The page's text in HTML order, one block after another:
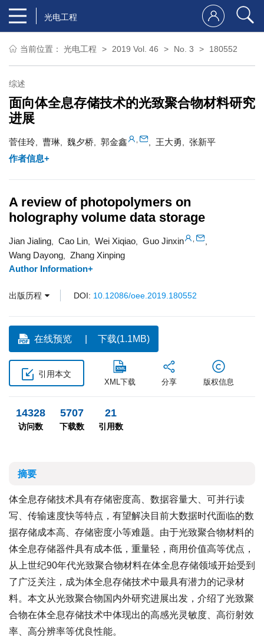
光电工程
当前位置： 光电工程 2019 Vol. 46 No. 3 180552
综述
面向体全息存储技术的光致聚合物材料研究
进展
菅佳玲 曹琳 魏夕桥 郭金鑫 王大勇
张新平
作者信息+
A review of photopolymers on
holography volume data storage
Jian Jialing Cao Lin Wei Xiqiao Guo Jinxin
Wang Dayong
Zhang Xinping
Author Information+
出版历程 DOI: 10.12086/oee.2019.180552
在线预览 下载(1.1MB)
引用本文
XML下载 分享 版权信息
14328
访问数
5707
下载数
21
引用数
摘要
体全息存储技术具有存储密度高、数据容量大、可并行读
写、传输速度快等特点，有望解决目前大数据时代面临的数
据存储成本高、存储密度小等难题。由于光致聚合物材料的
体全息存储器件具有成本低，重量轻，商用价值高等优点，
从上世纪90年代光致聚合物材料在体全息存储领域开始受到
了广泛关注，成为体全息存储技术中最具有潜力的记录材
料。本文从光致聚合物国内外研究进展出发，介绍了光致聚
合物在体全息存储技术中体现出的高感光灵敏度、高衍射效
率、高分辨率等优良性能。